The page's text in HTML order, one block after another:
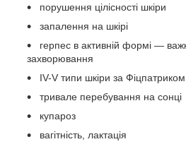
порушення цілісності шкіри
запалення на шкірі
герпес в активній формі —
захворювання
IV-V типи шкіри за Фіцпатриком
тривале перебування на сонці
купароз
вагітність, лактація